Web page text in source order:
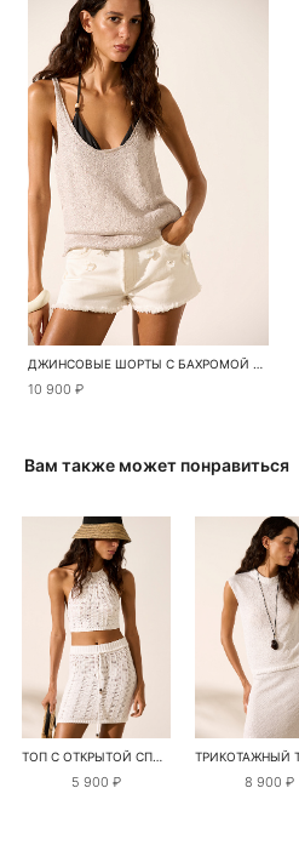
ДЖИНСОВЫЕ ШОРТЫ С БАХРОМОЙ И ПАЙЕТКАМИ
10 900 ₽
Вам также может понравиться
ТОП С ОТКРЫТОЙ СПИНОЙ
5 900 ₽ 8 900 ₽